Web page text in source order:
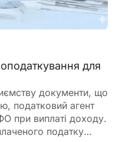
для
документи, що
податковий агент
при виплаті доходу.
податку